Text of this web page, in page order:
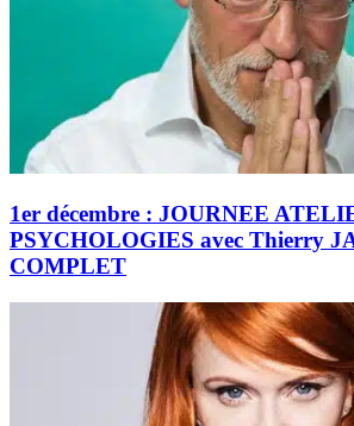
1er décembre : JOURNEE
PSYCHOLOGIES avec Thierry
COMPLET